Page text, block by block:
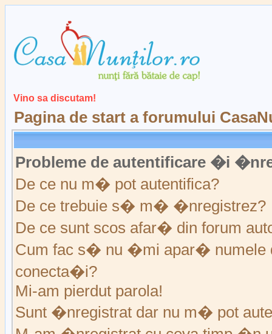
Vino sa discutam!
Pagina de start a forumului
Probleme de autentificare �i
De ce nu m� pot autentifica?
De ce trebuie s� m� �nregistrez?
De ce sunt scos afar� din forum
Cum fac s� nu �mi apar� numele
conecta�i?
Mi-am pierdut parola!
Sunt �nregistrat dar nu m� pot